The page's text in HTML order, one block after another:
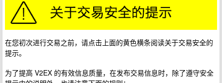
在您初次进行交易之前，请点击上面的黄色横条阅读关于交易安全的
提示。
为了提高 V2EX 的有效信息质量，在发布交易信息时，除了遵守安全